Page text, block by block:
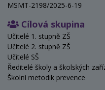
MSMT-2198/2025-6-19
Cílová skupina
Učitelé 1. stupně ZŠ
Učitelé 2. stupně ZŠ
Učitelé SŠ
Ředitelé školy a školských
Školní metodik prevence